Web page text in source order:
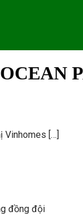
Vinhomes […]
đồng đội